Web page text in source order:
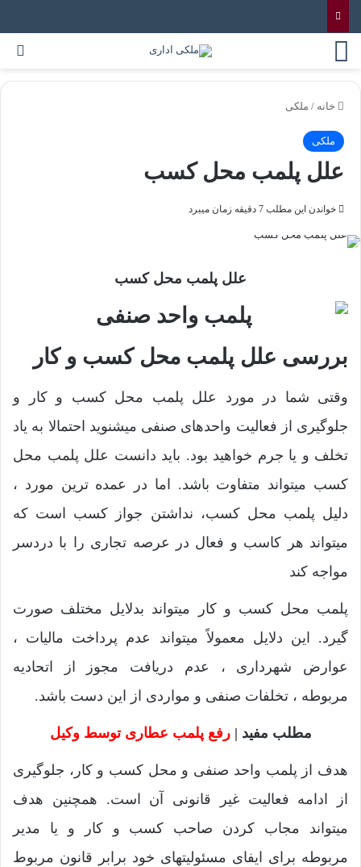
خانه / ملکی
ملکی
علل پلمب محل کسب
خواندن این مطلب 7 دقیقه زمان میبرد
علل پلمب محل کسب
بررسی علل پلمب محل کسب و کار
وقتی شما در مورد علل پلمب محل کسب و کار و
جلوگیری از فعالیت واحدهای صنفی میشنوید احتمالا به یاد
تخلف و یا جرم خواهید بود. باید دانست علل پلمب محل
کسب میتواند متفاوت باشد. اما در عمده ترین مورد ،
دلیل پلمب محل کسب، نداشتن جواز کسب است که
میتواند هر کاسب و فعال در عرصه تجاری را با دردسر
مواجه کند
پلمب محل کسب و کار میتواند بدلایل مختلف صورت
گیرد. این دلایل معمولاً میتواند عدم پرداخت مالیات ،
عوارض شهرداری ، عدم دریافت مجوز از اتحادیه
مربوطه ، تخلفات صنفی و مواردی از این دست باشد.
مطلب مفید |رفع پلمب عطاری توسط وکیل
هدف از پلمب واحد صنفی و محل کسب و کار، جلوگیری
از ادامه فعالیت غیر قانونی آن است. همچنین هدف
میتواند مجاب کردن صاحب کسب و کار و یا مدیر
مربوطه برای ایفای مسئولیتهای خود برابر قانون مربوط